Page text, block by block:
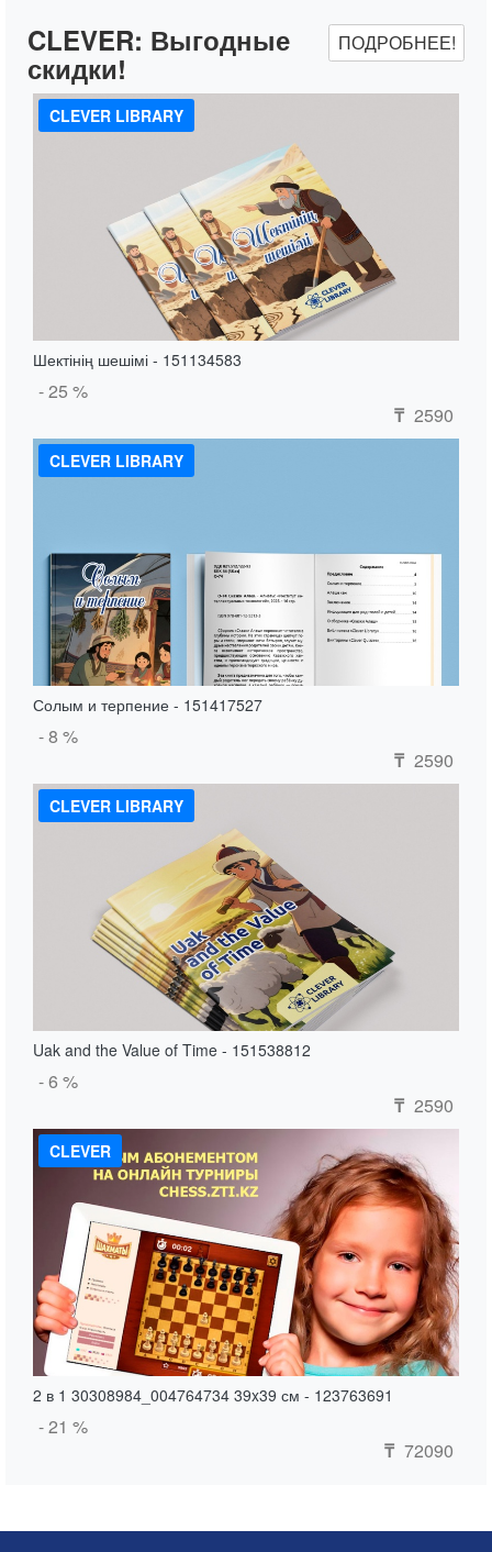
CLEVER: Выгодные
скидки!
ПОДРОБНЕЕ!
CLEVER LIBRARY
Шектінің шешімі - 151134583
- 25 %
₸ 2590
CLEVER LIBRARY
Солым и терпение - 151417527
- 8 %
₸ 2590
CLEVER LIBRARY
Uak and the Value of Time - 151538812
- 6 %
₸ 2590
CLEVER
2 в 1 30308984_004764734 39x39 см - 123763691
- 21 %
₸ 72090